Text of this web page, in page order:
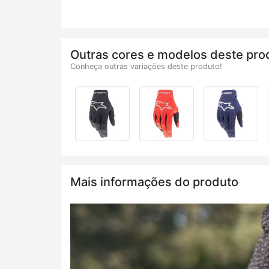
Outras cores e modelos deste
Conheça outras variações deste produto!
Mais informações do produto